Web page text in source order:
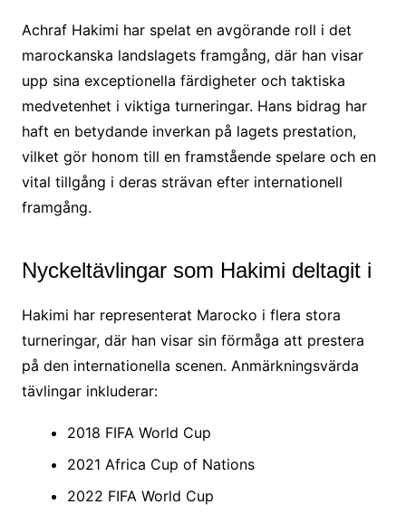
Achraf Hakimi har spelat en avgörande roll i det
marockanska landslagets framgång, där han visar
upp sina exceptionella färdigheter och taktiska
medvetenhet i viktiga turneringar. Hans bidrag har
haft en betydande inverkan på lagets prestation,
vilket gör honom till en framstående spelare och en
vital tillgång i deras strävan efter internationell
framgång.
Nyckeltävlingar som Hakimi deltagit i
Hakimi har representerat Marocko i flera stora
turneringar, där han visar sin förmåga att prestera
på den internationella scenen. Anmärkningsvärda
tävlingar inkluderar:
2018 FIFA World Cup
2021 Africa Cup of Nations
2022 FIFA World Cup